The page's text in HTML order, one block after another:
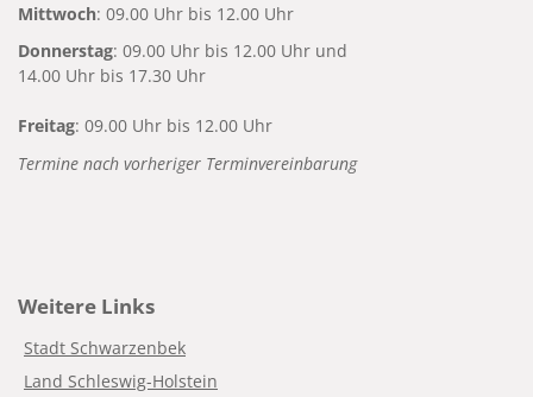
Mittwoch: 09.00 Uhr bis 12.00 Uhr
Donnerstag: 09.00 Uhr bis 12.00 Uhr und
14.00 Uhr bis 17.30 Uhr
Freitag: 09.00 Uhr bis 12.00 Uhr
Termine nach vorheriger Terminvereinbarung
Weitere Links
Stadt Schwarzenbek
Land Schleswig-Holstein